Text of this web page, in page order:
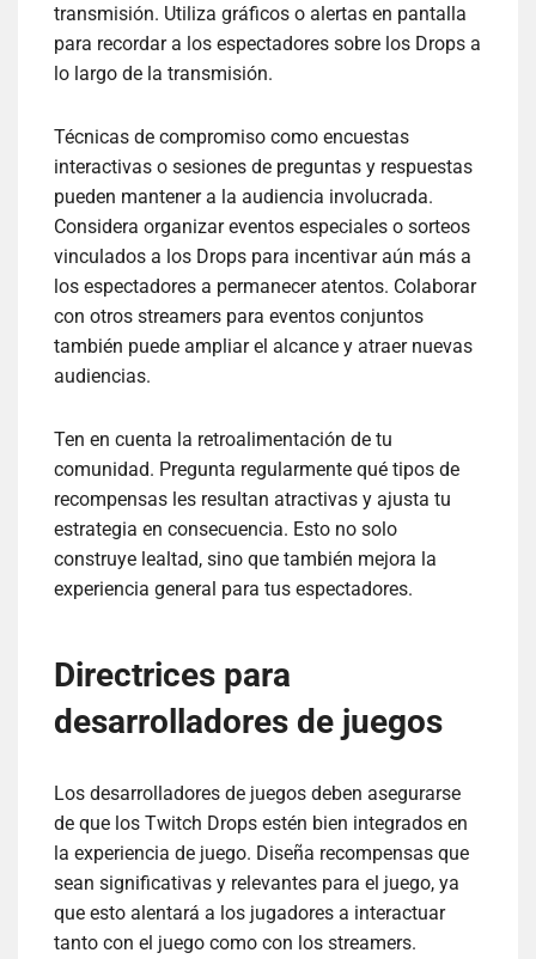
transmisión. Utiliza gráficos o alertas en pantalla
para recordar a los espectadores sobre los Drops a
lo largo de la transmisión.
Técnicas de compromiso como encuestas
interactivas o sesiones de preguntas y respuestas
pueden mantener a la audiencia involucrada.
Considera organizar eventos especiales o sorteos
vinculados a los Drops para incentivar aún más a
los espectadores a permanecer atentos. Colaborar
con otros streamers para eventos conjuntos
también puede ampliar el alcance y atraer nuevas
audiencias.
Ten en cuenta la retroalimentación de tu
comunidad. Pregunta regularmente qué tipos de
recompensas les resultan atractivas y ajusta tu
estrategia en consecuencia. Esto no solo
construye lealtad, sino que también mejora la
experiencia general para tus espectadores.
Directrices para
desarrolladores de juegos
Los desarrolladores de juegos deben asegurarse
de que los Twitch Drops estén bien integrados en
la experiencia de juego. Diseña recompensas que
sean significativas y relevantes para el juego, ya
que esto alentará a los jugadores a interactuar
tanto con el juego como con los streamers.